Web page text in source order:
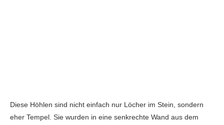
Diese Höhlen sind nicht einfach nur Löcher im Stein, sondern
eher Tempel. Sie wurden in eine senkrechte Wand aus dem